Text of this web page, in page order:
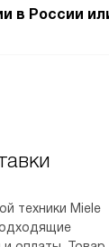
в России
техники Miele